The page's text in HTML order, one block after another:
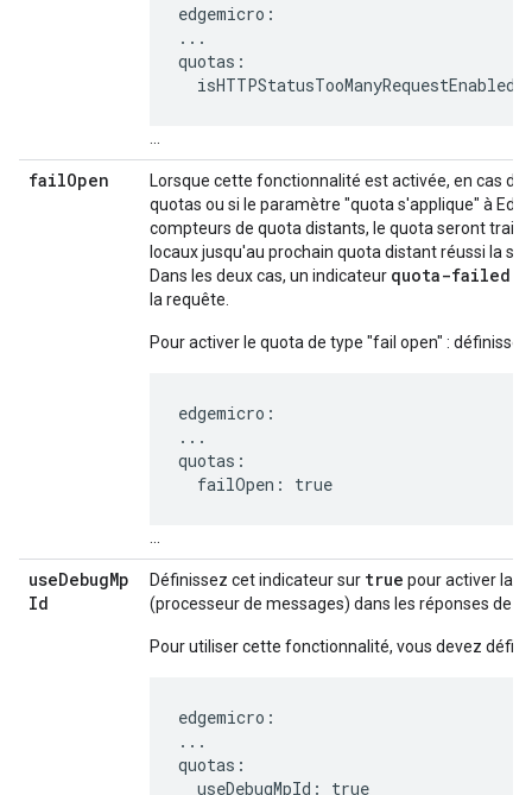
edgemicro:
...
quotas:
isHTTPStatusTooManyRequestEnabled:
failOpen
Lorsque cette fonctionnalité est activée, en cas
quotas ou si le paramètre "quota s'applique" à
compteurs de quota distants, le quota seront
locaux jusqu'au prochain quota distant réussi la
Dans les deux cas, un indicateur quota-failed-
la requête.
Pour activer le quota de type "fail open" :
edgemicro:
...
quotas:
  failOpen: true
useDebugMp
Id
Définissez cet indicateur sur true pour activer la
(processeur de messages) dans les réponses de
Pour utiliser cette fonctionnalité, vous devez
edgemicro:
...
quotas:
  useDebugMpId: true